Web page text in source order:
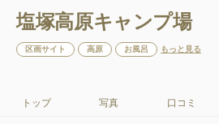
塩塚高原キャンプ場
区画サイト 高原 お風呂 もっと見る
トップ 写真 口コミ